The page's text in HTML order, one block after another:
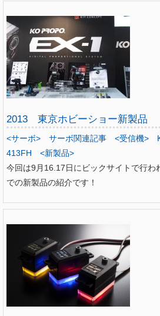
2013 東京ホビーショー新製品
<サーボ> サーボ関連記事 <受信機>
413FH
<新製品>
今回は9月16.17日にビックサイトで行わ
での新製品の紹介です！